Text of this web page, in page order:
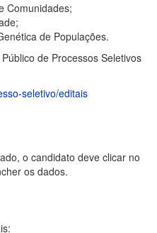
Comunidades;
de Populações.
de Processos Seletivos
seletivo/editais
o candidato deve clicar no
os dados.